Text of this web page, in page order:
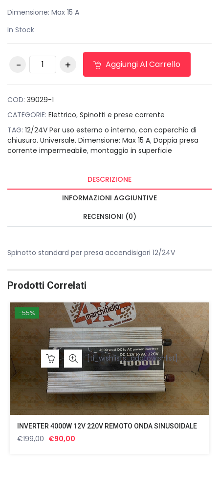
Dimensione: Max 15 A
In Stock
Spinotto standard
per presa
Aggiungi Al Carrello
COD: 39029-1
CATEGORIE: Elettrico, Spinotti e prese corrente
TAG: 12/24V Per uso esterno o interno, con coperchio di
chiusura. Universale. Dimensione: Max 15 A, Doppia presa
corrente impermeabile, montaggio in superficie
DESCRIZIONE
INFORMAZIONI AGGIUNTIVE
RECENSIONI (0)
Spinotto standard per presa accendisigari 12/24V
Prodotti Correlati
-55%
[ti_wishlists_addtowishlist]
INVERTER 4000W 12V 220V REMOTO ONDA SINUSOIDALE
€199,00 Il€90,00